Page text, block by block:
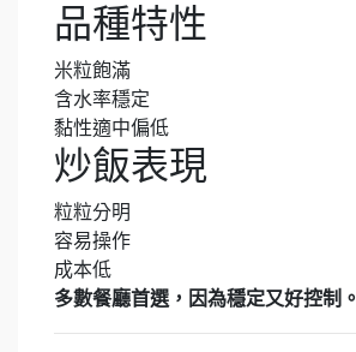
品種特性
米粒飽滿
含水率穩定
黏性適中偏低
炒飯表現
粒粒分明
容易操作
成本低
多數餐廳首選，因為穩定又好控制。